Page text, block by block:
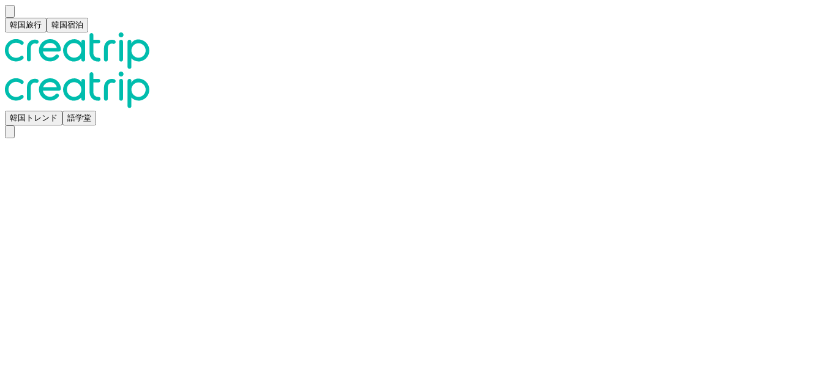
韓国旅行 韓国宿泊
韓国トレンド 語学堂